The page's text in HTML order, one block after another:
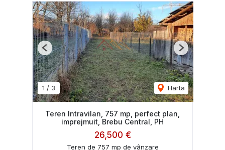
1 / 3 Harta
Previous Next
Teren Intravilan, 757 mp, perfect plan,
imprejmuit, Brebu Central, PH
26,500 €
Teren de 757 mp de vânzare